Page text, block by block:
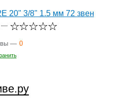
20" 3/8" 1.5 мм 72 звен
—
— 0